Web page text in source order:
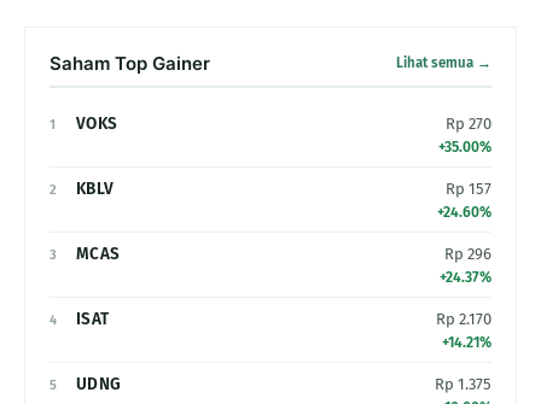
Saham Top Gainer Lihat semua →
1 VOKS Rp 270
+35.00%
2 KBLV Rp 157
+24.60%
3 MCAS Rp 296
+24.37%
4 ISAT Rp 2.170
+14.21%
5 UDNG Rp 1.375